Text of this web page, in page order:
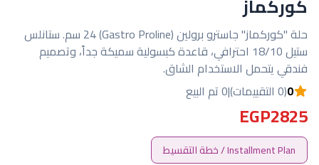
كوركماز
حلة "كوركماز" جاسترو برولين (Gastro Proline) 24 سم. ستانلس
ستيل 18/10 احترافي، قاعدة كبسولية سميكة جداً، وتصميم
فندقي يتحمل الاستخدام الشاق.
0(0 التقييمات) |0 تم البيع
EGP2825
Installment Plan / خطة التقسيط